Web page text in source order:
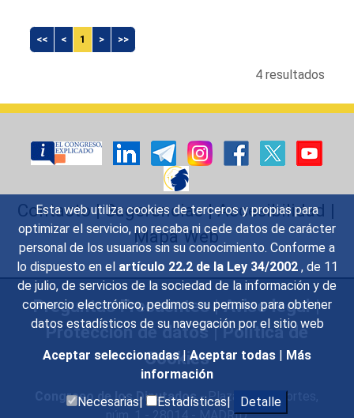
Esta web utiliza cookies de terceros y propias para
optimizar el servicio, no recaba ni cede datos de carácter
personal de los usuarios sin su conocimiento. Conforme a
lo dispuesto en el artículo 22.2 de la Ley 34/2002 , de 11
de julio, de servicios de la sociedad de la información y de
comercio electrónico, pedimos su permiso para obtener
datos estadísticos de su navegación por el sitio web
Aceptar seleccionadas | Aceptar todas | Más
información
Necesarias|
Estadísticas| Detalle
<< < 1 > >>
4 resultados
Contacto|Sugerencias|Accesibilidad |
Mapa Web
Preguntas Frecuentes|Aviso legal|
Protección de datos|Política de
Cookies
Congreso de los Diputados- Plaza de las Cortes,
núm. 1 - 28014 - MADRID